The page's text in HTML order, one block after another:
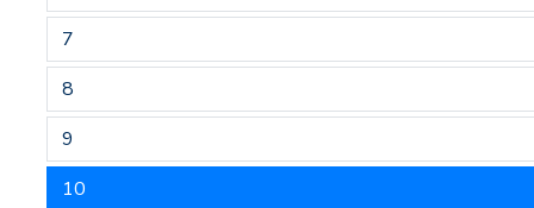
7
8
9
10